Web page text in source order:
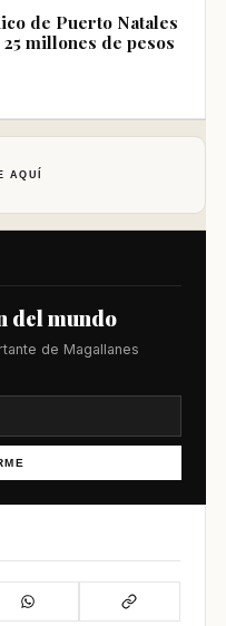
de Puerto Natales
millones de pesos
AQUÍ
del mundo
de Magallanes